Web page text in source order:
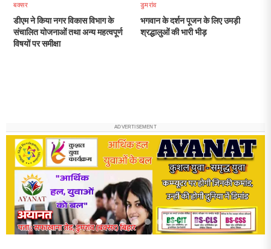
बक्सर
डीएम ने किया नगर विकास विभाग के
संचालित योजनाओं तथा अन्य महत्वपूर्ण
विषयों पर समीक्षा
डुमरांव
भगवान के दर्शन पूजन के लिए उमड़ी
श्रद्धालुओं की भारी भीड़
ADVERTISEMENT